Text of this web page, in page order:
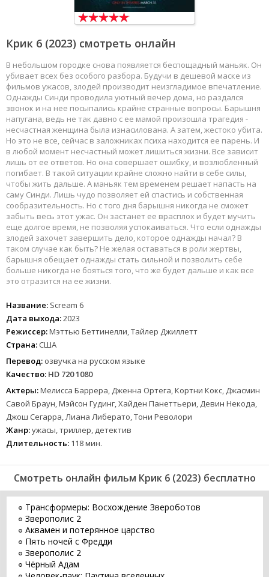
Крик 6 (2023) смотреть онлайн
В небольшом городке снова появляется беспощадный маньяк. Он
убивает всех без особого разбора. Будучи в дешевой маске из
фильмов ужасов, злодей производит неизгладимое впечатление.
Однажды Синди проводила уютный вечер дома, но раздался
звонок и на нее посыпались крайне странные вопросы. Барышня
напугана, ведь не так давно с ее мамой произошла трагедия -
несчастная женщина была изнасилована. А затем, жестоко убита.
Но это не все, сейчас в заложниках психа находится ее парень. И
в любой момент несчастный может лишиться жизни. Все зависит
лишь от ее ответов. Но она совершает ошибку, и возлюбленный
погибает. В такой ситуации крайне сложно найти в себе силы,
чтобы жить дальше. А маньяк тем временем решает напасть на
саму Синди. Лишь чудо позволяет ей спастись и собственная
сообразительность. Но с того дня барышня никогда не сможет
забыть весь этот ужас. Он застанет ее врасплох и будет мучить
еще долгое время, не позволяя успокаиваться. Что если однажды
злодей захочет завершить дело, которое однажды начал? В
таком случае как быть? Не желая оставаться в роли жертвы,
барышня обещает однажды стать сильной и позволить себе
больше никогда не бояться того, что же будет дальше и как все
это отразится на ее жизни.
Название: Scream 6
Дата выхода:2023
Режиссер:Мэттью Беттинелли, Тайлер Джиллетт
Страна: США
Перевод: озвучка на русском языке
Качество: HD 720 1080
Актеры:Мелисса Баррера, Дженна Ортега, Кортни Кокс, Джасмин
Савой Браун, Мэйсон Гудинг, Хайден Панеттьери, Девин Некода,
Джош Сегарра, Лиана Либерато, Тони Револори
Жанр:ужасы, триллер, детектив
Длительность: 118 мин.
Смотреть онлайн фильм Крик 6 (2023) бесплатно
Трансформеры: Восхождение Звероботов
Зверополис 2
Аквамен и потерянное царство
Пять ночей с Фредди
Зверополис 2
Чёрный Адам